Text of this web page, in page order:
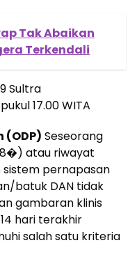
Tak Abaikan
Terkendali
Sultra
17.00 WITA
(ODP) Seseorang
atau riwayat
pernapasan
batuk DAN tidak
gambaran klinis
hari terakhir
salah satu kriteria